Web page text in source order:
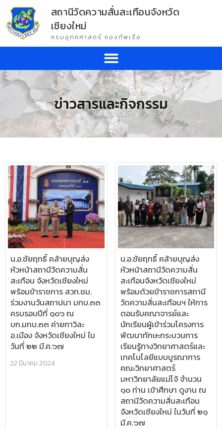
สถานีวัดความสั่นสะเทือนจังหวัด
เชียงใหม่
กรมอุทกศาสตร์ กองทัพเรือ
ข่าวสารและกิจกรรม
น.อ.ชัยฤทธิ์ คล้ายบุญส่ง
หัวหน้าสถานีวัดความสั่น
สะเทือน จังหวัดเชียงใหม่
พร้อมข้าราชการ สวท.ชม.
ร่วมงานวันสถาปนา มทบ.๓๓
ครบรอบปีที่ ๑๐๖ ณ
บก.มทบ.๓๓ ค่ายกาวิละ
อ.เมือง จังหวัดเชียงใหม่ ใน
วันที่ ๒๒ มี.ค.๖๗
22 มีนาคม 2024
น.อ.ชัยฤทธิ์ คล้ายบุญส่ง
หัวหน้าสถานีวัดความสั่น
สะเทือนจังหวัดเชียงใหม่
พร้อมด้วยข้าราชการสถานี
วัดความสั่นสะเทือนฯ ให้การ
ตอนรับคณาจารย์และ
นักเรียนผู้เข้าร่วมโครงการ
พัฒนาทักษะกระบวนการ
เรียนรู้ทางวิทยาศาสตร์และ
เทคโนโลยีแบบบูรณาการ
คณะวิทยาศาสตร์
มหาวิทยาลัยแม่โจ้ จำนวน
๑๐ ท่าน เข้าศึกษา ดูงาน ณ
สถานีวัดความสั่นสะเทือน
จังหวัดเชียงใหม่ ในวันที่ ๒๑
มี.ค.๖๗